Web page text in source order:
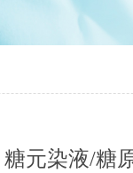
糖元染液/糖